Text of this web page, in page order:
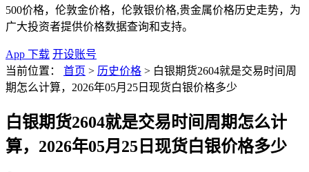
500价格，伦敦金价格，伦敦银价格,贵金属价格历史走势，为
广大投资者提供价格数据查询和支持。
App 下载 开设账号
当前位置：
首页 > 历史价格 > 白银期货2604就是交易时间周
期怎么计算，2026年05月25日现货白银价格多少
白银期货2604就是交易时间周期怎么计
算，2026年05月25日现货白银价格多少